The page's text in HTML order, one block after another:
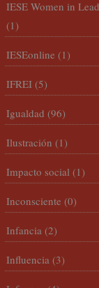
IESE Women in
(1)
IESEonline (1)
IFREI (5)
Igualdad (96)
Ilustración (1)
Impacto social (1)
Inconsciente (0)
Infancia (2)
Influencia (3)